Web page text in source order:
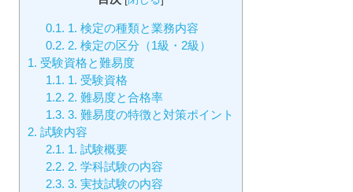
0.1. 1. 検定の種類と業務内容
0.2. 2. 検定の区分（1級・2級）
1. 受験資格と難易度
1.1. 1. 受験資格
1.2. 2. 難易度と合格率
1.3. 3. 難易度の特徴と対策ポイント
2. 試験内容
2.1. 1. 試験概要
2.2. 2. 学科試験の内容
2.3. 3. 実技試験の内容